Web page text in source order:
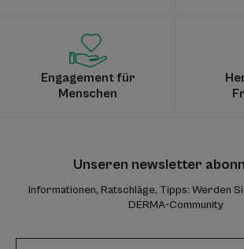
Engagement für
Menschen
Unseren newsletter
Informationen, Ratschläge, Tipps: Werden
DERMA-Community